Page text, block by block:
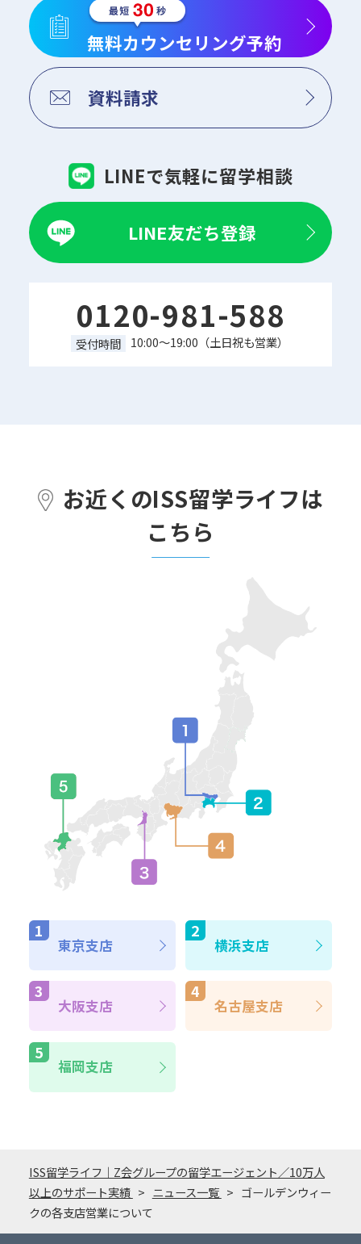
無料カウンセリング予約
資料請求
LINEで気軽に留学相談
LINE友だち登録
0120-981-588
受付時間 10:00～19:00（土日祝も営業）
お近くのISS留学ライフは
こちら
東京支店 横浜支店
大阪支店 名古屋支店
福岡支店
ISS留学ライフ｜Z会グループの留学エージェント／10万人
以上のサポート実績
ニュース一覧
ゴールデンウィー
クの各支店営業について